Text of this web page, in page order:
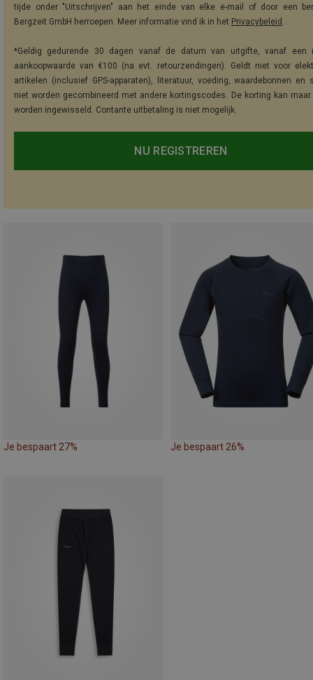
tijde onder "Uitschrijven" aan het einde van elke e-mail of door een
Bergzeit GmbH herroepen. Meer informatie vind ik in het Privacybeleid .
*Geldig gedurende 30 dagen vanaf de datum van uitgifte, vanaf een
aankoopwaarde van €100 (na evt. retourzendingen). Geldt niet voor
artikelen (inclusief GPS-apparaten), literatuur, voeding, waardebonnen en
niet worden gecombineerd met andere kortingscodes. De korting kan maar
worden ingewisseld. Contante uitbetaling is niet mogelijk.
NU REGISTREREN
Je bespaart 27% Je bespaart 26%